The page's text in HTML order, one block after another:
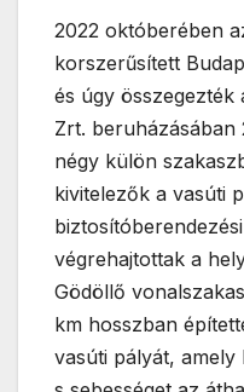
2022 októberében
korszerűsített
és úgy
Zrt. beruházásában
négy külön
kivitelezők a vasúti
végrehajtottak a
Gödöllő
km hosszban
vasúti pályát, amely